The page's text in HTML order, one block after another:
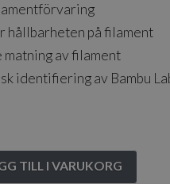
hållbarheten på filament
matning av filament
identifiering av Bambu
TILL I VARUKORG